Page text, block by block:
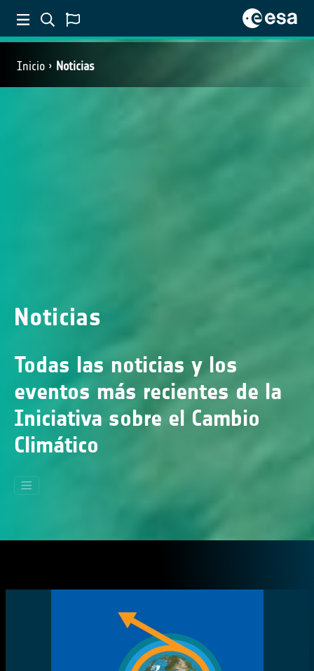
Inicio Noticias
Noticias
Todas las noticias y los
eventos más recientes de la
Iniciativa sobre el Cambio
Climático